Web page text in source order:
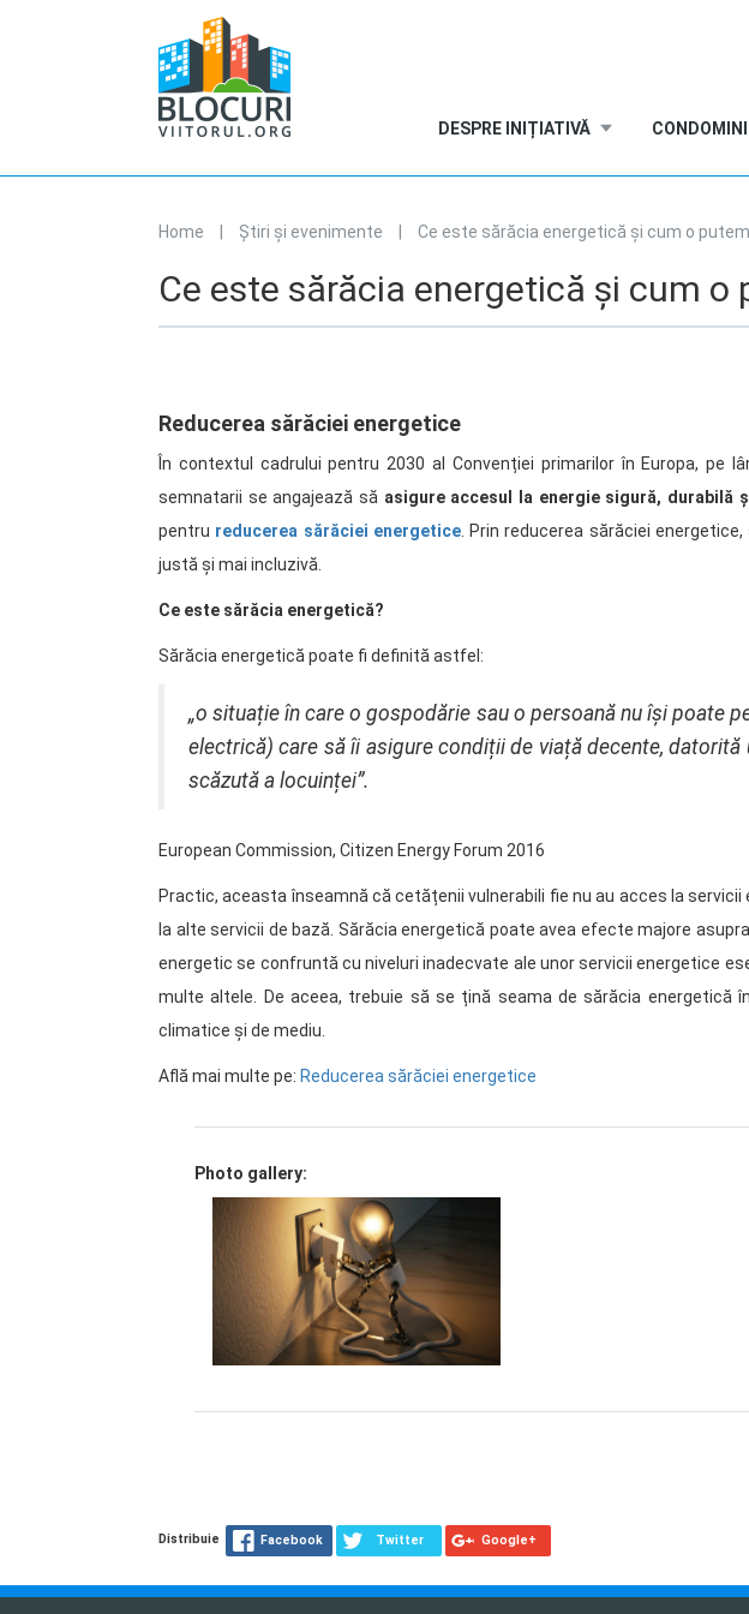
DESPRE INIȚIATIVĂ
You are here
Home Știri și evenimente Ce este sărăcia energetică și cum o
Ce este sărăcia energetică și cum o
Reducerea sărăciei energetice
În contextul cadrului pentru 2030 al Convenției primarilor în Europa,
semnatarii se angajează să asigure accesul la energie sigură, durabilă
pentru reducerea sărăciei energetice. Prin reducerea sărăciei
justă și mai incluzivă.
Ce este sărăcia energetică?
Sărăcia energetică poate fi definită astfel:
„o situație în care o gospodărie sau o persoană nu își poate
electrică) care să îi asigure condiții de viață decente,
scăzută a locuințeiˮ.
European Commission, Citizen Energy Forum 2016
Practic, aceasta înseamnă că cetățenii vulnerabili fie nu au acces la
la alte servicii de bază. Sărăcia energetică poate avea efecte majore
energetic se confruntă cu niveluri inadecvate ale unor servicii energetice
multe altele. De aceea, trebuie să se țină seama de sărăcia energetică
climatice și de mediu.
Află mai multe pe: Reducerea sărăciei energetice
Photo gallery:
Distribuie Facebook Twitter Google+